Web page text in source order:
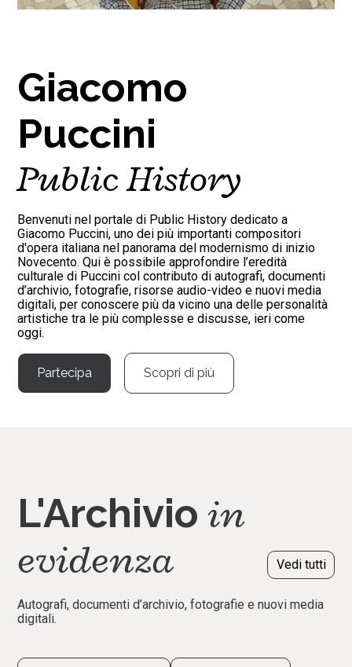
Giacomo
Puccini
Public History
Benvenuti nel portale di Public History dedicato a
Giacomo Puccini, uno dei più importanti compositori
d'opera italiana nel panorama del modernismo di inizio
Novecento. Qui è possibile approfondire l’eredità
culturale di Puccini col contributo di autografi, documenti
d’archivio, fotografie, risorse audio-video e nuovi media
digitali, per conoscere più da vicino una delle personalità
artistiche tra le più complesse e discusse, ieri come
oggi.
Partecipa Scopri di più
L'Archivio in
evidenza
Autografi, documenti d’archivio, fotografie e nuovi media
digitali.
Vedi tutti